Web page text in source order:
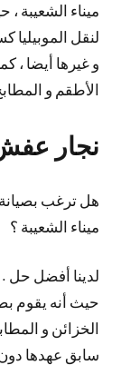
ميناء الشعيبة
لنقل الموبيليا
و غيرها أيضا ،
الأطقم و
نجار عفش
هل ترغب
ميناء الشعيبة ؟
لدينا أفضل حل
حيث أنه يقوم
الخزائن و
سابق عهدها